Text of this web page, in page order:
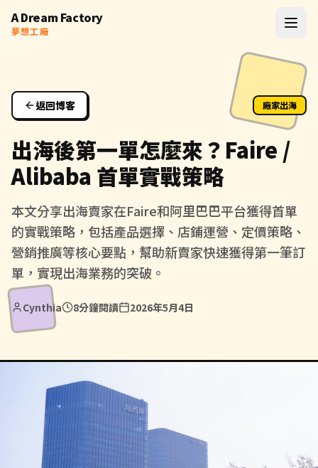
A Dream Factory
夢想工廠
Dropshipping
Workshop
Workshop 系統
Done For You
博客
FAQ
返回博客 廠家出海
出海後第一單怎麼來？Faire /
Alibaba 首單實戰策略
本文分享出海賣家在Faire和阿里巴巴平台獲得首單
的實戰策略，包括產品選擇、店鋪運營、定價策略、
營銷推廣等核心要點，幫助新賣家快速獲得第一筆訂
單，實現出海業務的突破。
Cynthia 8分鐘閱讀 2026年5月4日